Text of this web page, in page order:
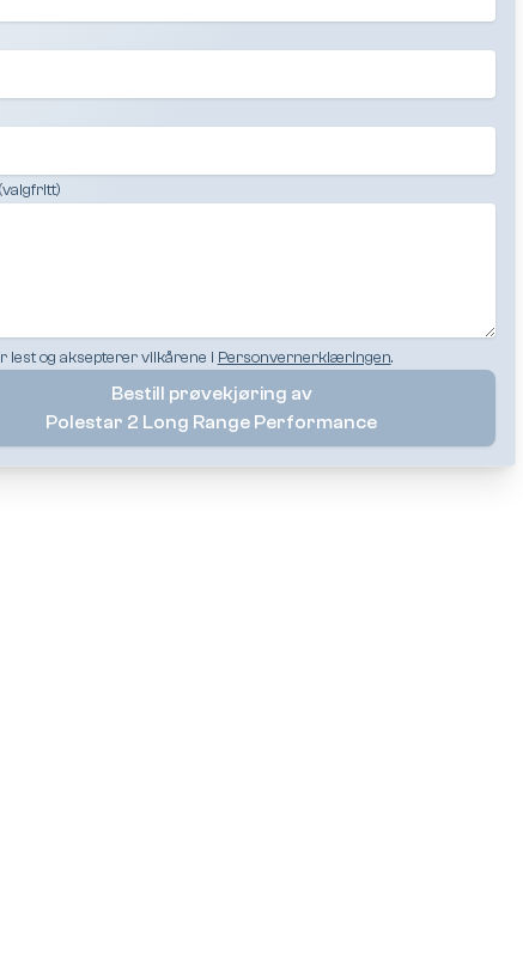
(valgfritt)
lest og aksepterer vilkårene i Personvernerklæringen.
Bestill prøvekjøring av
Polestar 2 Long Range Performance